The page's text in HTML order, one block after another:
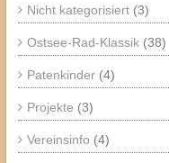
Nicht kategorisiert(3)
Ostsee-Rad-Klassik(38)
Patenkinder(4)
Projekte (3)
Vereinsinfo (4)